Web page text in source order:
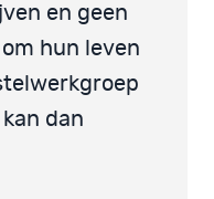
en geen
hun leven
dan